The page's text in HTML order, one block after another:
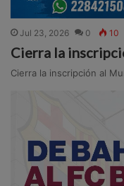
Jul 23, 2026 0 10
Cierra la
Cierra la inscripción al